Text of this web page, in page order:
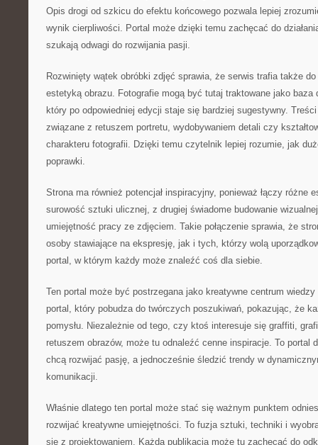
Opis drogi od szkicu do efektu końcowego pozwala lepiej
wynik cierpliwości. Portal może dzięki temu zachęcać do
szukają odwagi do rozwijania pasji.
Rozwinięty wątek obróbki zdjęć sprawia, że serwis trafia także
estetyką obrazu. Fotografie mogą być tutaj traktowane jako baza
który po odpowiedniej edycji staje się bardziej sugestywny.
związane z retuszem portretu, wydobywaniem detali czy
charakteru fotografii. Dzięki temu czytelnik lepiej rozumie, jak
poprawki.
Strona ma również potencjał inspiracyjny, ponieważ łączy różne
surowość sztuki ulicznej, z drugiej świadome budowanie
umiejętność pracy ze zdjęciem. Takie połączenie sprawia, że
osoby stawiające na ekspresję, jak i tych, którzy wolą
portal, w którym każdy może znaleźć coś dla siebie.
Ten portal może być postrzegana jako kreatywne centrum
portal, który pobudza do twórczych poszukiwań, pokazując, że
pomysłu. Niezależnie od tego, czy ktoś interesuje się graffiti,
retuszem obrazów, może tu odnaleźć cenne inspiracje. To portal
chcą rozwijać pasję, a jednocześnie śledzić trendy w
komunikacji.
Właśnie dlatego ten portal może stać się ważnym punktem
rozwijać kreatywne umiejętności. To fuzja sztuki, techniki i
się z projektowaniem. Każda publikacja może tu zachęcać do